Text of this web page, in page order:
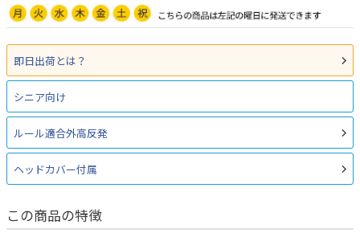
即日出荷とは？
シニア向け
ルール適合外高反発
ヘッドカバー付属
この商品の特徴